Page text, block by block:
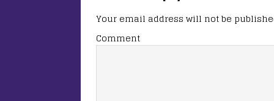
Your email address will not be
Comment